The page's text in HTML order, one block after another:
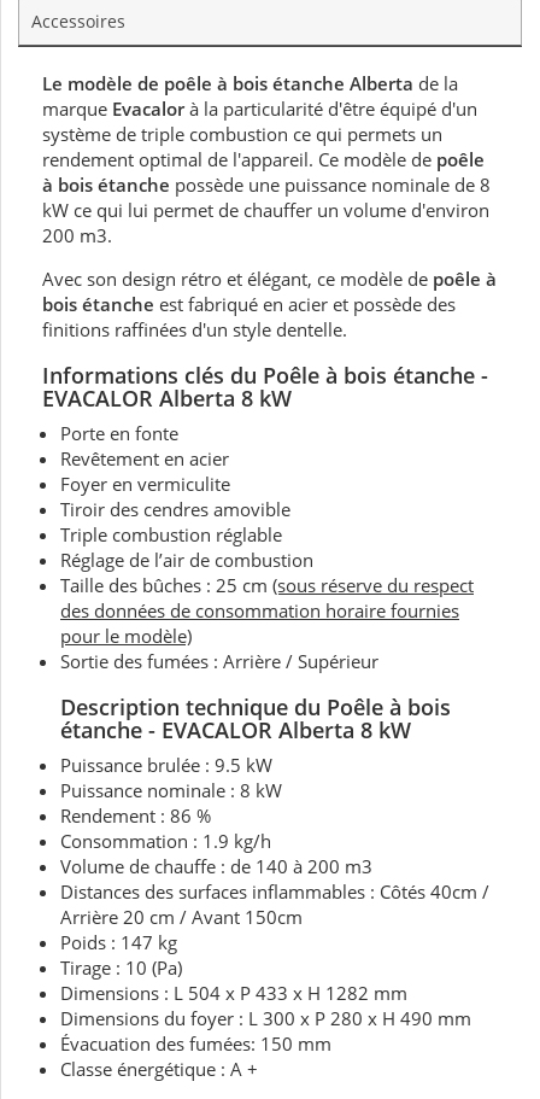
Accessoires
Le modèle de poêle à bois étanche Alberta de la
marque Evacalorà la particularité d'être équipé d'un
système de triple combustion ce qui permets un
rendement optimal de l'appareil. Ce modèle de poêle
à bois étanche possède une puissance nominale de 8
kW ce qui lui permet de chauffer un volume d'environ
200 m3.
Avec son design rétro et élégant, ce modèle de poêle à
bois étanche est fabriqué en acier et possède des
finitions raffinées d'un style dentelle.
Informations clés du Poêle à bois étanche -
EVACALOR Alberta 8 kW
Porte en fonte
Revêtement en acier
Foyer en vermiculite
Tiroir des cendres amovible
Triple combustion réglable
Réglage de l’air de combustion
Taille des bûches : 25 cm (sous réserve du respect
des données de consommation horaire fournies
pour le modèle)
Sortie des fumées : Arrière / Supérieur
Description technique du Poêle à bois
étanche - EVACALOR Alberta 8 kW
Puissance brulée : 9.5 kW
Puissance nominale : 8 kW
Rendement : 86 %
Consommation : 1.9 kg/h
Volume de chauffe : de 140 à 200 m3
Distances des surfaces inflammables : Côtés 40cm /
Arrière 20 cm / Avant 150cm
Poids : 147 kg
Tirage : 10 (Pa)
Dimensions : L 504 x P 433 x H 1282 mm
Dimensions du foyer : L 300 x P 280 x H 490 mm
Évacuation des fumées: 150 mm
Classe énergétique : A +